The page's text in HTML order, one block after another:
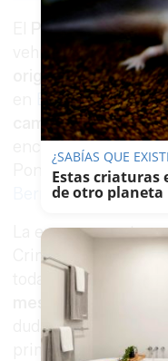
Papa León XIVya
vehículos que lo
origen andaluz. La
Esteponay
campos de golfy
encargada de
Pontífice para
Bernabéu.
La empresa
Crimidesa, con
toda España. El
en forma de
dudamos ni un
primer momento",
¿SABÍAS QUE
Estas criaturas
de otro planeta